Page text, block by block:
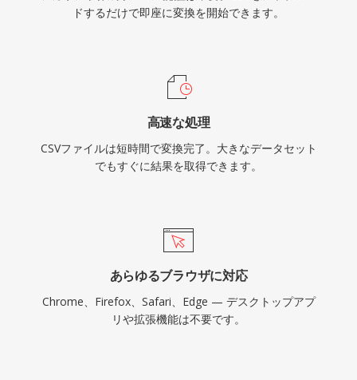
ドするだけで即座に変換を開始できます。
高速な処理
CSVファイルは短時間で変換完了。大きなデータセット
でもすぐに結果を取得できます。
あらゆるブラウザに対応
Chrome、Firefox、Safari、Edge — デスクトップアプ
リや拡張機能は不要です。